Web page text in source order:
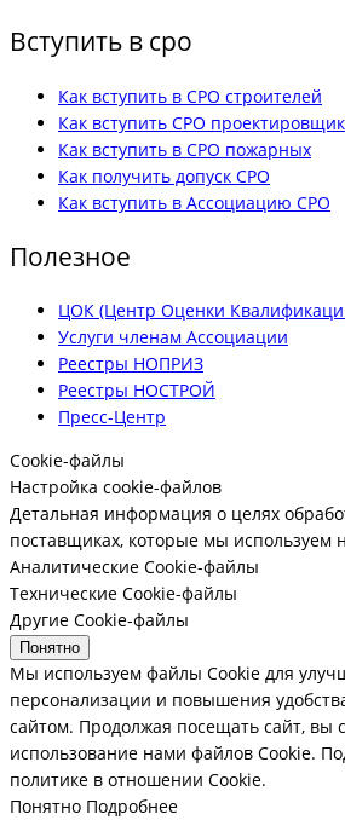
Вступить в сро
Как вступить в СРО строителей
Как вступить СРО
Как вступить в СРО пожарных
Как получить допуск СРО
Как вступить в Ассоциацию СРО
Полезное
ЦОК (Центр Оценки
Услуги членам Ассоциации
Реестры НОПРИЗ
Реестры НОСТРОЙ
Пресс-Центр
Cookie-файлы
Настройка cookie-файлов
Детальная информация о целях
поставщиках, которые мы используем
Аналитические Cookie-файлы
Технические Cookie-файлы
Другие Cookie-файлы
Понятно
Мы используем файлы Cookie для
персонализации и повышения
сайтом. Продолжая посещать сайт, вы
использование нами файлов Cookie.
политике в отношении Cookie.
Понятно Подробнее